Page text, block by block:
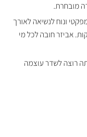
מובחרת.
קומפקטי ונוח לנשיאה לאורך
אביזר חובה לכל מי
רוצה לשדר עוצמה